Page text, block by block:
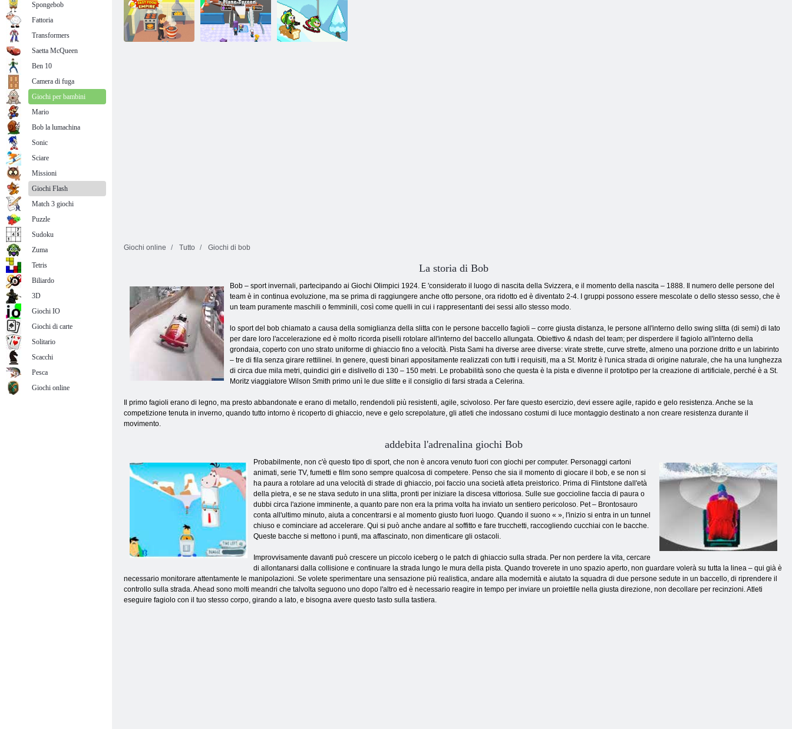
Giochi online Tutto Giochi di bob
La storia di Bob
Bob – sport invernali, partecipando ai Giochi Olimpici 1924. E 'considerato il luogo di nascita della Svizzera, e il momento della nascita – 1888. Il numero delle persone del
team è in continua evoluzione, ma se prima di raggiungere anche otto persone, ora ridotto ed è diventato 2-4. I gruppi possono essere mescolate o dello stesso sesso, che è
un team puramente maschili o femminili, così come quelli in cui i rappresentanti dei sessi allo stesso modo.
lo sport del bob chiamato a causa della somiglianza della slitta con le persone baccello fagioli – corre giusta distanza, le persone all'interno dello swing slitta (di semi) di lato
per dare loro l'accelerazione ed è molto ricorda piselli rotolare all'interno del baccello allungata. Obiettivo & ndash del team; per disperdere il fagiolo all'interno della
grondaia, coperto con uno strato uniforme di ghiaccio fino a velocità. Pista Sami ha diverse aree diverse: virate strette, curve strette, almeno una porzione dritto e un labirinto
– tre di fila senza girare rettilinei. In genere, questi binari appositamente realizzati con tutti i requisiti, ma a St. Moritz è l'unica strada di origine naturale, che ha una lunghezza
di circa due mila metri, quindici giri e dislivello di 130 – 150 metri. Le probabilità sono che questa è la pista e divenne il prototipo per la creazione di artificiale, perché è a St.
Moritz viaggiatore Wilson Smith primo unì le due slitte e il consiglio di farsi strada a Celerina.
Il primo fagioli erano di legno, ma presto abbandonate e erano di metallo, rendendoli più resistenti, agile, scivoloso. Per fare questo esercizio, devi essere agile, rapido e gelo resistenza. Anche se la
competizione tenuta in inverno, quando tutto intorno è ricoperto di ghiaccio, neve e gelo screpolature, gli atleti che indossano costumi di luce montaggio destinato a non creare resistenza durante il
movimento.
addebita l'adrenalina giochi Bob
Probabilmente, non c'è questo tipo di sport, che non è ancora venuto fuori con giochi per computer. Personaggi cartoni
animati, serie TV, fumetti e film sono sempre qualcosa di competere. Penso che sia il momento di giocare il bob, e se non si
ha paura a rotolare ad una velocità di strade di ghiaccio, poi faccio una società atleta preistorico. Prima di Flintstone dall'età
della pietra, e se ne stava seduto in una slitta, pronti per iniziare la discesa vittoriosa. Sulle sue goccioline faccia di paura o
dubbi circa l'azione imminente, a quanto pare non era la prima volta ha inviato un sentiero pericoloso. Pet – Brontosauro
conta all'ultimo minuto, aiuta a concentrarsi e al momento giusto fuori luogo. Quando il suono « », l'inizio si entra in un tunnel
chiuso e cominciare ad accelerare. Qui si può anche andare al soffitto e fare trucchetti, raccogliendo cucchiai con le bacche.
Queste bacche si mettono i punti, ma affascinato, non dimenticare gli ostacoli.
Improvvisamente davanti può crescere un piccolo iceberg o le patch di ghiaccio sulla strada. Per non perdere la vita, cercare
di allontanarsi dalla collisione e continuare la strada lungo le mura della pista. Quando troverete in uno spazio aperto, non guardare volerà su tutta la linea – qui già è
necessario monitorare attentamente le manipolazioni. Se volete sperimentare una sensazione più realistica, andare alla modernità e aiutato la squadra di due persone sedute in un baccello, di riprendere il
controllo sulla strada. Ahead sono molti meandri che talvolta seguono uno dopo l'altro ed è necessario reagire in tempo per inviare un proiettile nella giusta direzione, non decollare per recinzioni. Atleti
eseguire fagiolo con il tuo stesso corpo, girando a lato, e bisogna avere questo tasto sulla tastiera.
Spongebob
Fattoria
Transformers
Saetta McQueen
Ben 10
Camera di fuga
Giochi per bambini
Mario
Bob la lumachina
Sonic
Sciare
Missioni
Giochi Flash
Match 3 giochi
Puzzle
Sudoku
Zuma
Tetris
Biliardo
3D
Giochi IO
Giochi di carte
Solitario
Scacchi
Pesca
Giochi online